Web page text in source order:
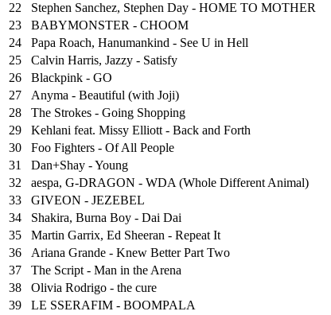
22
Stephen Sanchez, Stephen Day - HOME TO MOTHER
23
BABYMONSTER - CHOOM
24
Papa Roach, Hanumankind - See U in Hell
25
⁠Calvin Harris, Jazzy - Satisfy
26
Blackpink - GO
27
Anyma - Beautiful (with Joji)
28
The Strokes - Going Shopping
29
Kehlani feat. Missy Elliott - Back and Forth
30
Foo Fighters - Of All People
31
Dan+Shay - Young
32
aespa, G-DRAGON - WDA (Whole Different Animal)
33
GIVEON - JEZEBEL
34
Shakira, Burna Boy - Dai Dai
35
Martin Garrix, Ed Sheeran - Repeat It
36
Ariana Grande - Knew Better Part Two
37
The Script - Man in the Arena
38
Olivia Rodrigo - the cure
39
LE SSERAFIM - BOOMPALA